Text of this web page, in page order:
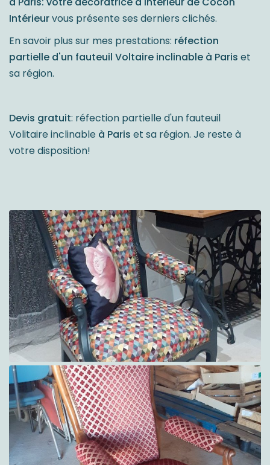
Intérieurvous présente ses derniers clichés.
En savoir plus sur mes prestations: réfection
partielle d'un fauteuil Voltaire inclinable à Paris et
sa région.
Devis gratuit: réfection partielle d'un fauteuil
Volitaire inclinable à Paris et sa région. Je reste à
votre disposition!